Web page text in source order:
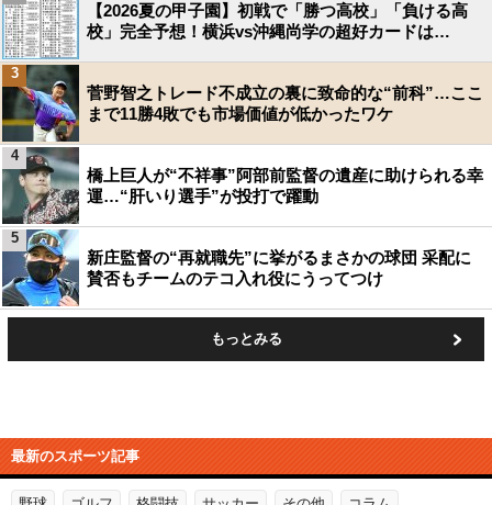
【2026夏の甲子園】初戦で「勝つ高校」「負ける高
校」完全予想！横浜vs沖縄尚学の超好カードは…
菅野智之トレード不成立の裏に致命的な“前科”…ここ
まで11勝4敗でも市場価値が低かったワケ
3
橋上巨人が“不祥事”阿部前監督の遺産に助けられる幸
運…“肝いり選手”が投打で躍動
4
新庄監督の“再就職先”に挙がるまさかの球団 采配に
賛否もチームのテコ入れ役にうってつけ
5
もっとみる
最新のスポーツ記事